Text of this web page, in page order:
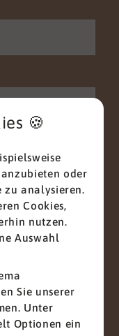
🍪
oder
zu analysieren.
Cookies,
nutzen.
Auswahl
Sie unserer
Unter
Optionen ein